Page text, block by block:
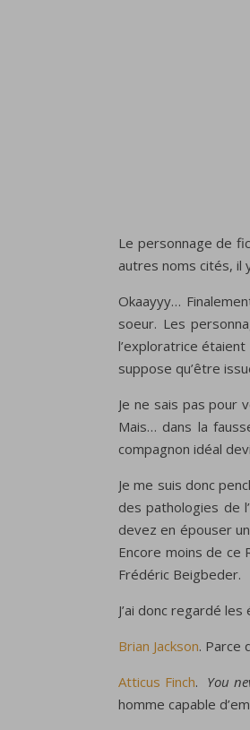
Le personnage de
autres noms cités, il
Okaayyy…
soeur. Les
l’exploratrice
suppose qu’être
Je ne sais pas pour
Mais… dans la
compagnon idéal
Je me suis donc
des pathologies de
devez en épouser
Encore moins de ce
Frédéric Beigbeder.
J’ai donc regardé
Brian Jackson. Parce
Atticus Finch. You
homme capable